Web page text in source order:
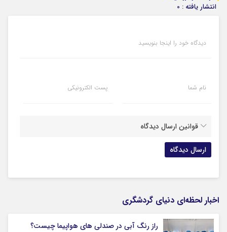
انتشار یافته : 0
دیدگاه خود را اینجا بنویسید
نام شما پست الکترونیکی
قوانین ارسال دیدگاه
اخبار لحظه‌ای دنیای گردشگری
راز رنگ آبی در صندلی های هواپیما چیست؟